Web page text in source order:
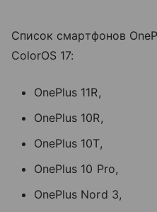
Список смартфонов
ColorOS 17:
OnePlus 11R,
OnePlus 10R,
OnePlus 10T,
OnePlus 10 Pro,
OnePlus Nord 3,